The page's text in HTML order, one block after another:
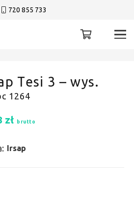
720 855 733
Tesi 3 – wys.
1264
zł brutto
Irsap